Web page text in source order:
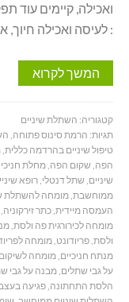
ואכילה, קיימים עוד
: לעיסה ואכילה
המשך לקרוא
קטגוריה: השתלת שיניים
תגיות: הרמת סינוס פתוחה,
טיפול שיניים בהרדמה כללית,
הפה, שקום הפה,מחלת
שיניים, שתל דנטלי,רופא
ממוחשבת,מומחה להשתלת
העמסה מיידית,כתר זירקוניה,
מומחה לכירורגית פה ולסת,
ולסת,פריודונט,מומחה
מנתח חניכיים,מומחה
על גבי שתלים,מבנה על גבי
הלסת התחתונה,פגיעה